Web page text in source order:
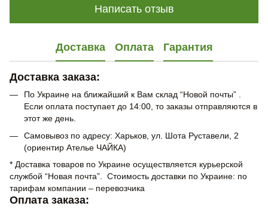
Написать отзыв
Доставка Оплата Гарантия
Доставка заказа:
По Украине на ближайший к Вам склад “Новой почты” .
Если оплата поступает до 14:00, то заказы отправляются в
этот же день.
Самовывоз по адресу: Харьков, ул. Шота Руставели, 2
(ориентир Ателье ЧАЙКА)
* Доставка товаров по Украине осуществляется курьерской
службой “Новая почта”. Стоимость доставки по Украине: по
тарифам компании – перевозчика
Оплата заказа: